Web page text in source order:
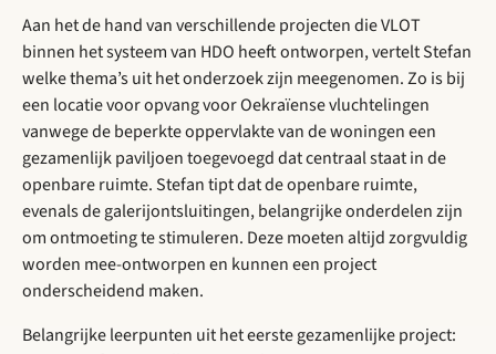
Aan het de hand van verschillende projecten die VLOT
binnen het systeem van HDO heeft ontworpen, vertelt Stefan
welke thema’s uit het onderzoek zijn meegenomen. Zo is bij
een locatie voor opvang voor Oekraïense vluchtelingen
vanwege de beperkte oppervlakte van de woningen een
gezamenlijk paviljoen toegevoegd dat centraal staat in de
openbare ruimte. Stefan tipt dat de openbare ruimte,
evenals de galerijontsluitingen, belangrijke onderdelen zijn
om ontmoeting te stimuleren. Deze moeten altijd zorgvuldig
worden mee-ontworpen en kunnen een project
onderscheidend maken.
Belangrijke leerpunten uit het eerste gezamenlijke project: